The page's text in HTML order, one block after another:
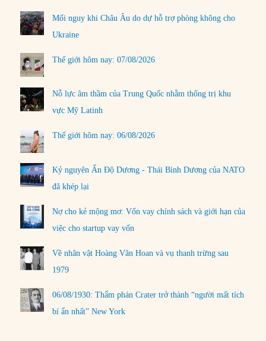
Mối nguy khi Châu Âu do dự hỗ trợ phòng không cho
Ukraine
Thế giới hôm nay: 07/08/2026
Nỗ lực âm thầm của Trung Quốc nhằm thống trị khu
vực Mỹ Latinh
Thế giới hôm nay: 06/08/2026
Kỷ nguyên Ấn Độ Dương - Thái Bình Dương của NATO
đã khép lại
Nợ cho kẻ mộng mơ: Vốn vay chính sách và giới hạn của
việc cho startup vay vốn
Về nhân vật Hoàng Văn Hoan và vụ thanh trừng sau
1979
06/08/1930: Thẩm phán Crater trở thành “người mất tích
bí ẩn nhất” New York